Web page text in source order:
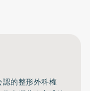
的整形外科權